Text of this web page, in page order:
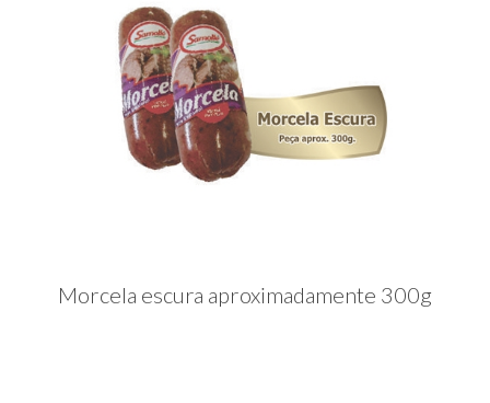
Morcela escura aproximadamente 300g